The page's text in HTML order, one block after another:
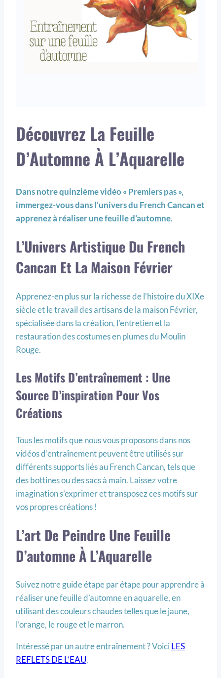
Découvrez La Feuille
D’Automne À L’Aquarelle
Dans notre quinzième vidéo « Premiers pas »,
immergez-vous dans l’univers du French Cancan et
apprenez à réaliser une feuille d’automne.
L’Univers Artistique Du French
Cancan Et La Maison Février
Apprenez-en plus sur la richesse de l’histoire du XIXe
siècle et le travail des artisans de la maison Février,
spécialisée dans la création, l’entretien et la
restauration des costumes en plumes du Moulin
Rouge.
Les Motifs D’entraînement : Une
Source D’inspiration Pour Vos
Créations
Tous les motifs que nous vous proposons dans nos
vidéos d’entraînement peuvent être utilisés sur
différents supports liés au French Cancan, tels que
des bottines ou des sacs à main. Laissez votre
imagination s’exprimer et transposez ces motifs sur
vos propres créations !
L’art De Peindre Une Feuille
D’automne À L’Aquarelle
Suivez notre guide étape par étape pour apprendre à
réaliser une feuille d’automne en aquarelle, en
utilisant des couleurs chaudes telles que le jaune,
l’orange, le rouge et le marron.
Intéressé par un autre entraînement ? VoiciLES
REFLETS DE L’EAU.